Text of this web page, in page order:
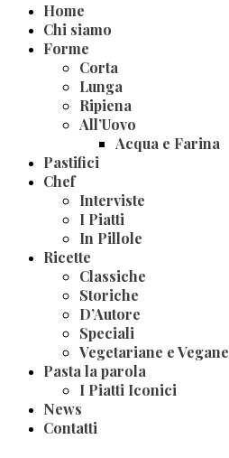
Home
Chi siamo
Forme
Corta
Lunga
Ripiena
All’Uovo
Acqua e Farina
Pastifici
Chef
Interviste
I Piatti
In Pillole
Ricette
Classiche
Storiche
D’Autore
Speciali
Vegetariane e Vegane
Pasta la parola
I Piatti Iconici
News
Contatti